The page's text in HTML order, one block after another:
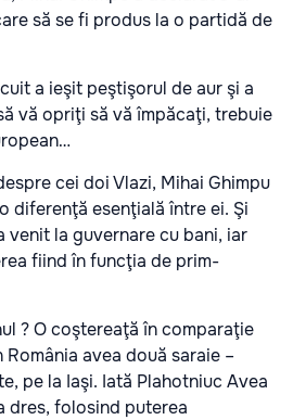
să se fi produs la o partidă de
a ieşit peştişorul de aur şi a
vă opriţi să vă împăcaţi, trebuie
cei doi Vlazi, Mihai Ghimpu
diferenţă esenţială între ei. Şi
venit la guvernare cu bani, iar
fiind în funcţia de prim-
? O coştereaţă în comparaţie
avea două saraie –
pe la Iaşi. Iată Plahotniuc Avea
dres, folosind puterea